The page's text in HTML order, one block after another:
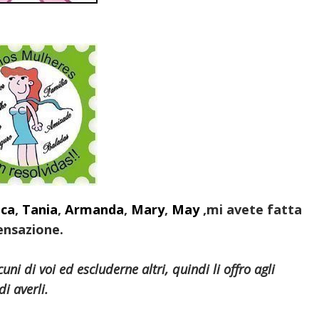
, Tania, Armanda, Mary, May ,mi avete fatta
di voi ed escluderne altri, quindi li offro agli
averli.